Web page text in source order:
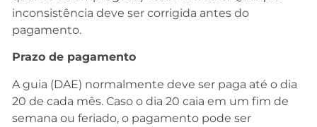
inconsistência deve ser corrigida antes do
pagamento.
Prazo de pagamento
A guia (DAE) normalmente deve ser paga até o dia
20 de cada mês. Caso o dia 20 caia em um fim de
semana ou feriado, o pagamento pode ser